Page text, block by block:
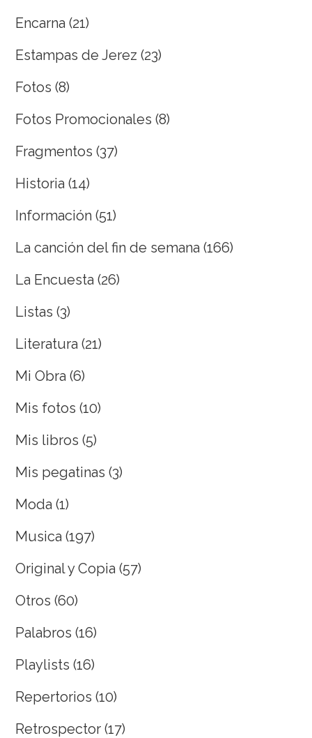
Encarna (21)
Estampas de Jerez (23)
Fotos (8)
Fotos Promocionales (8)
Fragmentos (37)
Historia (14)
Información (51)
La canción del fin de semana (166)
La Encuesta (26)
Listas (3)
Literatura (21)
Mi Obra (6)
Mis fotos (10)
Mis libros (5)
Mis pegatinas (3)
Moda (1)
Musica (197)
Original y Copia (57)
Otros (60)
Palabros (16)
Playlists (16)
Repertorios (10)
Retrospector (17)